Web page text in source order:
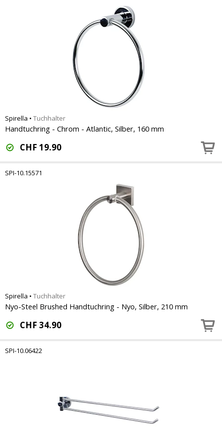
Spirella • Tuchhalter
Handtuchring - Chrom - Atlantic, Silber, 160 mm
CHF 19.90
SPI-10.15571
Spirella • Tuchhalter
Nyo-Steel Brushed Handtuchring - Nyo, Silber, 210 mm
CHF 34.90
SPI-10.06422